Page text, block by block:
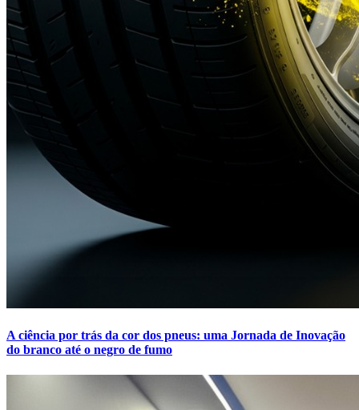
A ciência por trás da cor dos pneus: uma Jornada de Inovação
do branco até o negro de fumo